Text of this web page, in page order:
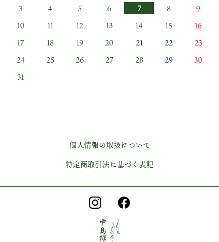
8月11日 凜太郎誕生
3
4 5 6 7 8
9
10
11 12 13 14 15
16
17
18 19 20 21 22
23
24
25 26 27 28 29
30
31
個人情報の取扱について
特定商取引法に基づく表記